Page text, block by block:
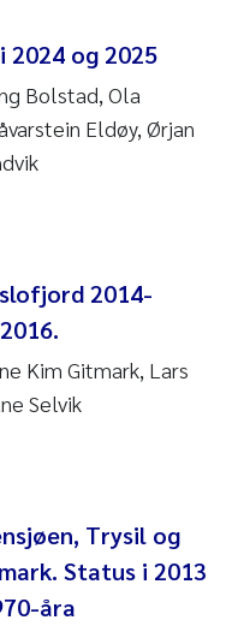
2024 og 2025
Bolstad, Ola
Eldøy, Ørjan
2014-
Kim Gitmark, Lars
Selvik
Trysil og
Status i 2013
åra